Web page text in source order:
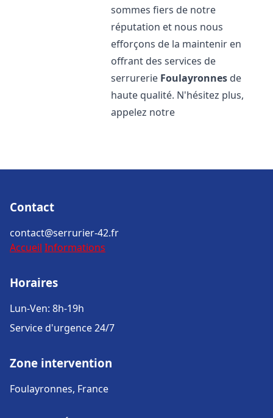
sommes fiers de notre
réputation et nous nous
efforçons de la maintenir en
offrant des services de
serrurerie Foulayronnes de
haute qualité. N'hésitez plus,
appelez notre
Contact
contact@serrurier-42.fr
Accueil Informations
Horaires
Lun-Ven: 8h-19h
Service d'urgence 24/7
Zone intervention
Foulayronnes, France